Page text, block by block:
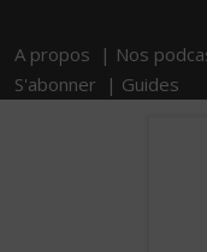
A propos | Nos
S'abonner | Guides